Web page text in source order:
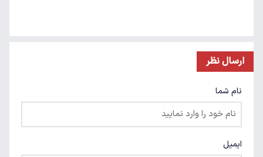
ارسال نظر
نام شما
ایمیل